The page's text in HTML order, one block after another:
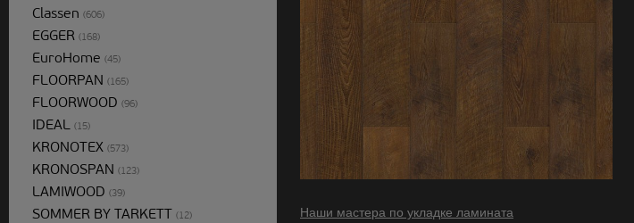
Наши мастера по укладке ламината
Classen (606)
EGGER (168)
EuroHome (45)
FLOORPAN (165)
FLOORWOOD (96)
IDEAL (15)
KRONOTEX (573)
KRONOSPAN (123)
LAMIWOOD (39)
SOMMER BY TARKETT (12)